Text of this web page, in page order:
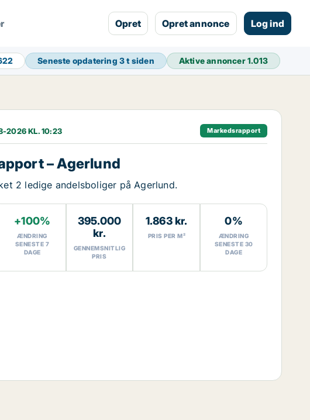
Opret Opret annonce Log ind
Seneste opdatering3 t siden Aktive annoncer1.013
2026 KL. 10:23 Markedsrapport
– Agerlund
2 ledige andelsboliger på Agerlund.
+100%
ÆNDRING
SENESTE 7
DAGE
395.000
kr.
GENNEMSNITLIG
PRIS
1.863 kr.
PRIS PER M²
0%
ÆNDRING
SENESTE 30
DAGE